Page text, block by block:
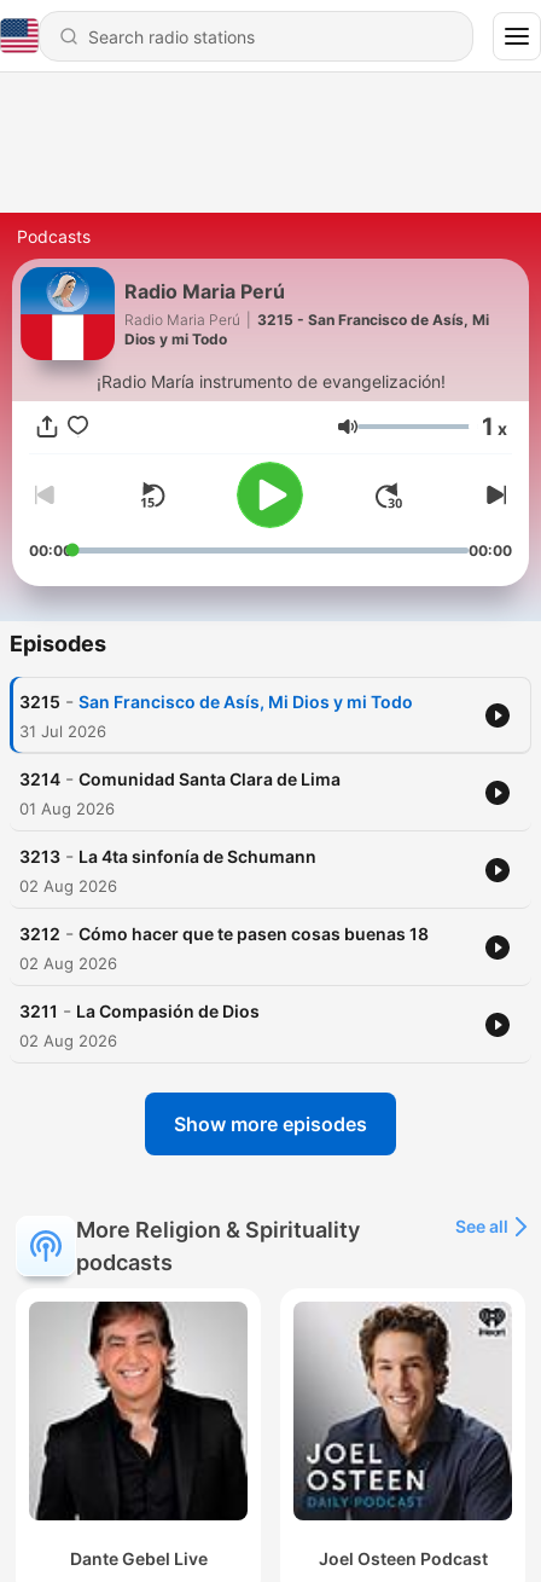
Podcasts
Radio Maria Perú
Radio Maria Perú
3215 - San Francisco de Asís, Mi
Dios y mi Todo
¡Radio María instrumento de evangelización!
Volume 1 x
00:00 00:00
Episodes
3215 - San Francisco de Asís, Mi Dios y mi Todo
31 Jul 2026
3214 - Comunidad Santa Clara de Lima
01 Aug 2026
3213 - La 4ta sinfonía de Schumann
02 Aug 2026
3212 - Cómo hacer que te pasen cosas buenas 18
02 Aug 2026
3211 - La Compasión de Dios
02 Aug 2026
Show more episodes
More Religion & Spirituality
podcasts
See all
Dante Gebel Live Joel Osteen Podcast